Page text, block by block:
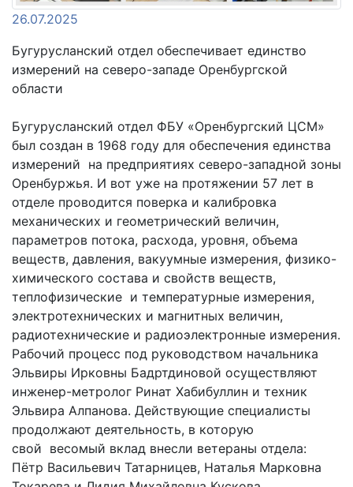
26.07.2025
Бугурусланский отдел обеспечивает единство
измерений на северо-западе Оренбургской
области
Бугурусланский отдел ФБУ «Оренбургский ЦСМ»
был создан в 1968 году для обеспечения единства
измерений на предприятиях северо-западной зоны
Оренбуржья. И вот уже на протяжении 57 лет в
отделе проводится поверка и калибровка
механических и геометрический величин,
параметров потока, расхода, уровня, объема
веществ, давления, вакуумные измерения, физико-
химического состава и свойств веществ,
теплофизические и температурные измерения,
электротехнических и магнитных величин,
радиотехнические и радиоэлектронные измерения.
Рабочий процесс под руководством начальника
Эльвиры Ирковны Бадртдиновой осуществляют
инженер-метролог Ринат Хабибуллин и техник
Эльвира Алпанова. Действующие специалисты
продолжают деятельность, в которую
свой весомый вклад внесли ветераны отдела:
Пётр Васильевич Татарницев, Наталья Марковна